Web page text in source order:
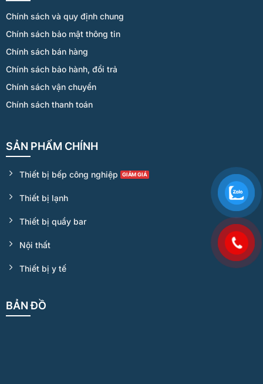
Chính sách và quy định chung
Chính sách bảo mật thông tin
Chính sách bán hàng
Chính sách bảo hành, đổi trả
Chính sách vận chuyển
Chính sách thanh toán
SẢN PHẨM CHÍNH
Thiết bị bếp công nghiệp
Thiết bị lạnh
Thiết bị quầy bar
Nội thất
Thiết bị y tế
BẢN ĐỒ